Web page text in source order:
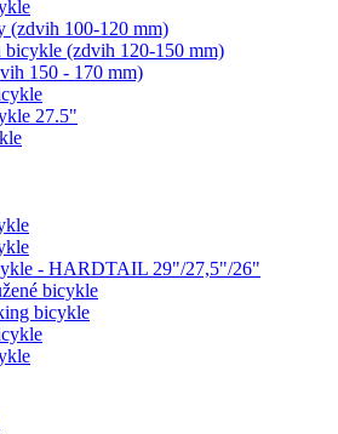
(zdvih 100-120 mm)
(zdvih 120-150 mm)
150 - 170 mm)
27.5"
- HARDTAIL 29"/27,5"/26"
bicykle
bicykle